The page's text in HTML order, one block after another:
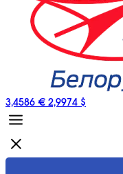
3,4586 € 2,9974 $